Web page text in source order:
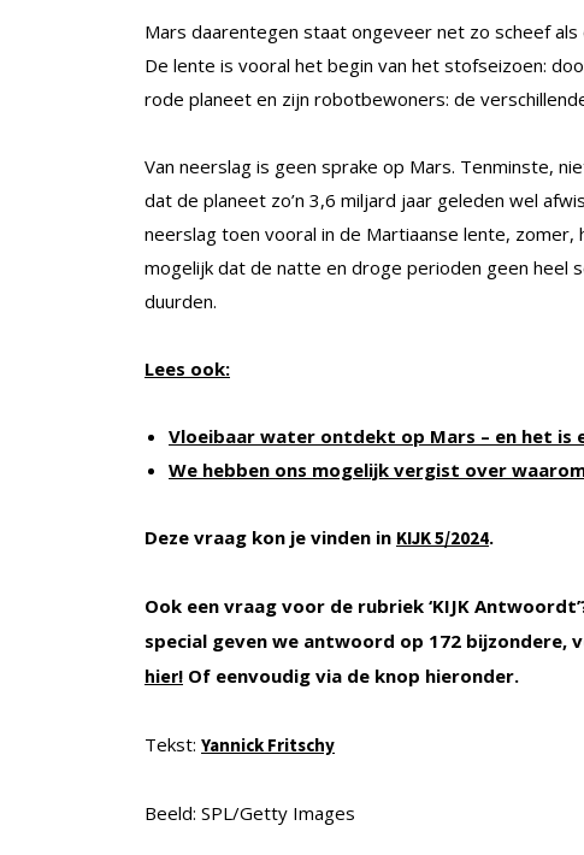
Mars daarentegen staat ongeveer net zo scheef
De lente is vooral het begin van het stofseizoen:
rode planeet en zijn robotbewoners: de
Van neerslag is geen sprake op Mars. Tenminste,
dat de planeet zo’n 3,6 miljard jaar geleden wel
neerslag toen vooral in de Martiaanse lente,
mogelijk dat de natte en droge perioden geen heel
duurden.
Lees ook:
Vloeibaar water ontdekt op Mars – en het is
We hebben ons mogelijk vergist over
Deze vraag kon je vinden in KIJK5/2024.
Ook een vraag voor de rubriek ‘KIJK
special geven we antwoord op 172 bijzondere,
hier! Of eenvoudig via de knop hieronder.
Tekst: Yannick Fritschy
Beeld: SPL/Getty Images